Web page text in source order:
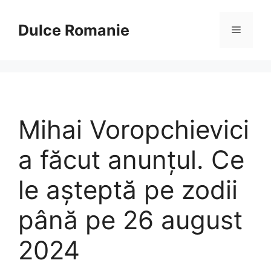
conținutDulce Romanie Meniu
Mihai Voropchievici
a făcut anunțul. Ce
le așteptă pe zodii
până pe 26 august
2024